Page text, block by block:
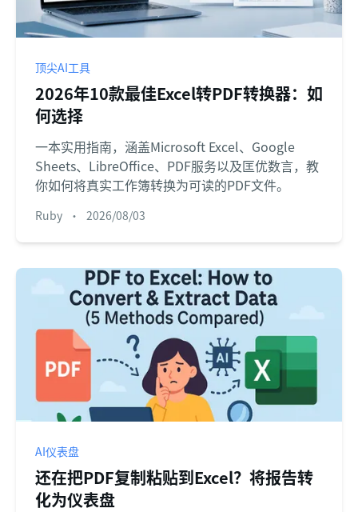
顶尖AI工具
2026年10款最佳Excel转PDF转换器：如
何选择
一本实用指南，涵盖Microsoft Excel、Google
Sheets、LibreOffice、PDF服务以及匡优数言，教
你如何将真实工作簿转换为可读的PDF文件。
Ruby • 2026/08/03
AI仪表盘
还在把PDF复制粘贴到Excel？将报告转
化为仪表盘